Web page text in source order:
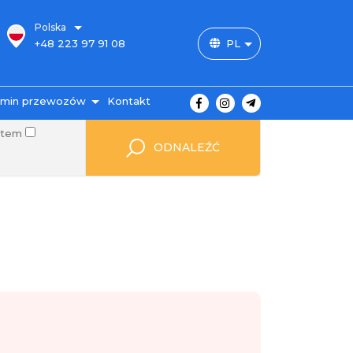
Polska
+48 223 97 91 08
PL
przewozów
i ceny
Kontakt
ODNALEŹĆ